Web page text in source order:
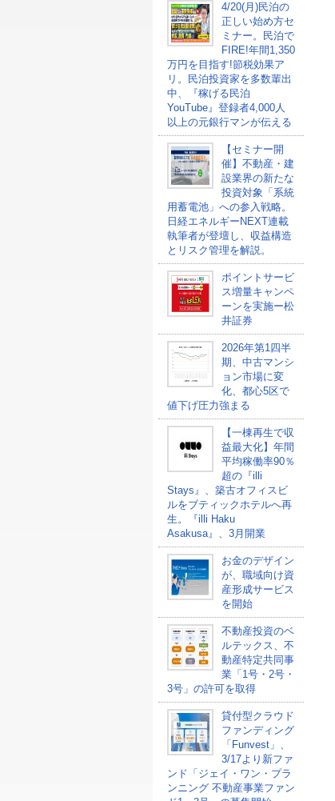
4/20(月)民泊の
正しい始め方セ
ミナー。民泊で
FIRE!年間1,350
万円を目指す!節税効果ア
リ。民泊投資家を多数輩出
中、『稼げる民泊
YouTube』登録者4,000人
以上の元銀行マンが伝える
【セミナー開
催】不動産・建
設業界の新たな
投資対象「系統
用蓄電池」への参入戦略。
日経エネルギーNEXT連載
執筆者が登壇し、収益構造
とリスク管理を解説。
ポイントサービ
ス増量キャンペ
ーンを実施ー松
井証券
2026年第1四半
期、中古マンシ
ョン市場に変
化、都心5区で
値下げ圧力強まる
【一棟再生で収
益最大化】年間
平均稼働率90％
超の『illi
Stays』、築古オフィスビ
ルをブティックホテルへ再
生。『illi Haku
Asakusa』、3月開業
お金のデザイン
が、職域向け資
産形成サービス
を開始
不動産投資のベ
ルテックス、不
動産特定共同事
業「1号・2号・
3号」の許可を取得
貸付型クラウド
ファンディング
「Funvest」、
3/17より新ファ
ンド「ジェイ・ワン・プラ
ンニング 不動産事業ファン